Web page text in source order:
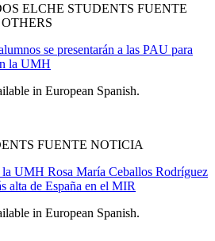
ELCHE STUDENTS FUENTE
se presentarán a las PAU para
la UMH
in European Spanish.
FUENTE NOTICIA
la UMH Rosa María Ceballos Rodríguez
alta de España en el MIR
in European Spanish.